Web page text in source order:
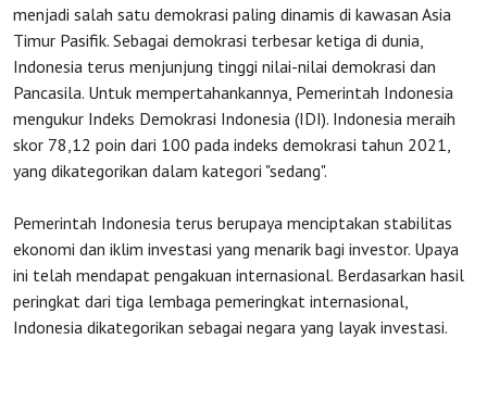
menjadi salah satu demokrasi paling dinamis di kawasan Asia
Timur Pasifik. Sebagai demokrasi terbesar ketiga di dunia,
Indonesia terus menjunjung tinggi nilai-nilai demokrasi dan
Pancasila. Untuk mempertahankannya, Pemerintah Indonesia
mengukur Indeks Demokrasi Indonesia (IDI). Indonesia meraih
skor 78,12 poin dari 100 pada indeks demokrasi tahun 2021,
yang dikategorikan dalam kategori "sedang".
Pemerintah Indonesia terus berupaya menciptakan stabilitas
ekonomi dan iklim investasi yang menarik bagi investor. Upaya
ini telah mendapat pengakuan internasional. Berdasarkan hasil
peringkat dari tiga lembaga pemeringkat internasional,
Indonesia dikategorikan sebagai negara yang layak investasi.